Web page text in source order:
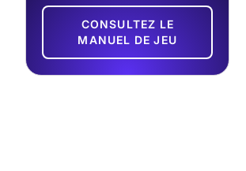
CONSULTEZ LE
MANUEL DE JEU